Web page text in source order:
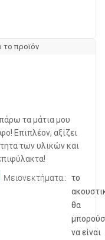
προϊόν
τα μάτια μου
Επιπλέον, αξίζει
των υλικών και
Μειονεκτήματα:
το
θα
να είναι